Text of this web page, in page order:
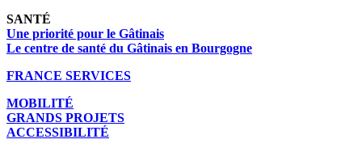
SANTÉ
Une priorité pour le Gâtinais
Le centre de santé du Gâtinais en Bourgogne
FRANCE SERVICES
MOBILITÉ
GRANDS PROJETS
ACCESSIBILITÉ